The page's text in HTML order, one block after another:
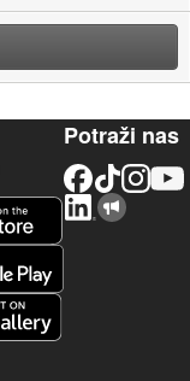
Potraži nas